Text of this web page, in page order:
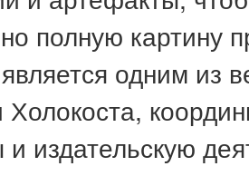
полную картину
одним из
Холокоста,
издательскую